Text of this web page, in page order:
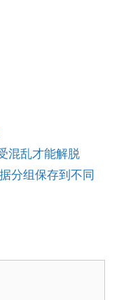
混乱才能解脱
分组保存到不同